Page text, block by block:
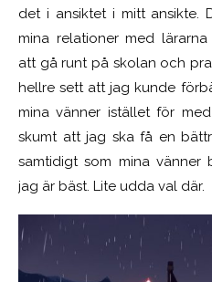
det i ansiktet i mitt ansikte.
mina relationer med
att gå runt på skolan och
hellre sett att jag kunde
mina vänner istället för
skumt att jag ska få en
samtidigt som mina vänner
jag är bäst. Lite udda val där.